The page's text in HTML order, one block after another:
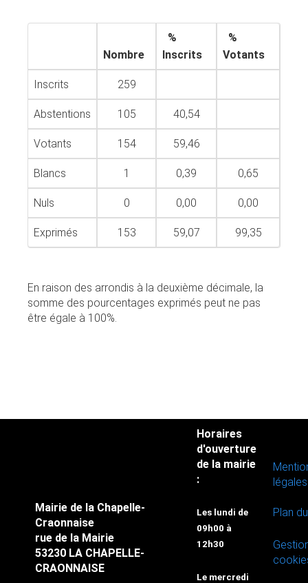
Nombre
%
Inscrits
%
Votants
Inscrits 259
Abstentions 105 40,54
Votants 154 59,46
Blancs 1 0,39 0,65
Nuls 0 0,00 0,00
Exprimés 153 59,07 99,35
En raison des arrondis à la deuxième décimale, la
somme des pourcentages exprimés peut ne pas
être égale à 100%.
Mairie de la Chapelle-
Craonnaise
rue de la Mairie
53230 LA CHAPELLE-
CRAONNAISE
Horaires
d'ouverture
de la mairie
:
Les lundi de
09h00 à
12h30
Le mercredi
légales
Plan